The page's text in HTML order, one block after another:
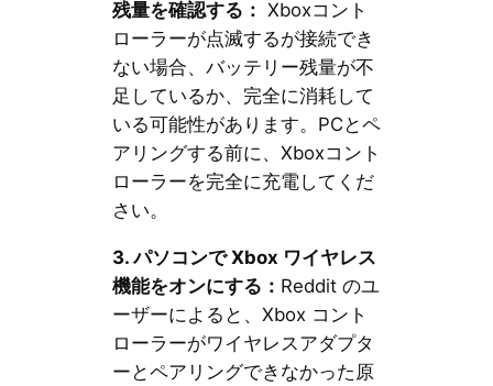
残量を確認する： Xboxコント
ローラーが点滅するが接続でき
ない場合、バッテリー残量が不
足しているか、完全に消耗して
いる可能性があります。PCとペ
アリングする前に、Xboxコント
ローラーを完全に充電してくだ
さい。
3. パソコンで Xbox ワイヤレス
機能をオンにする： Reddit のユ
ーザーによると、Xbox コント
ローラーがワイヤレスアダプタ
ーとペアリングできなかった原